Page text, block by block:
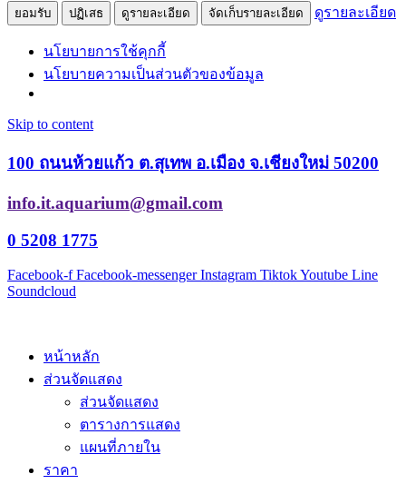
ยอมรับ ปฏิเสธ ดูรายละเอียด จัดเก็บรายละเอียด ดูรายละเอียด
นโยบายการใช้คุกกี้
นโยบายความเป็นส่วนตัวของข้อมูล
Skip to content
100 ถนนห้วยแก้ว ต.สุเทพ อ.เมือง จ.เชียงใหม่ 50200
info.it.aquarium@gmail.com
0 5208 1775
Facebook-f Facebook-messenger Instagram TiktokYoutube Line
Soundcloud
หน้าหลัก
ส่วนจัดแสดง
ส่วนจัดแสดง
ตารางการแสดง
แผนที่ภายใน
ราคา